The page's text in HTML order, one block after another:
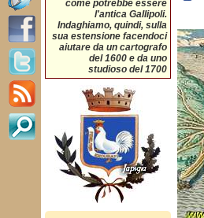
come potrebbe essere
l'antica Gallipoli.
Indaghiamo, quindi, sulla
sua estensione facendoci
aiutare da un cartografo
del 1600 e da uno
studioso del 1700